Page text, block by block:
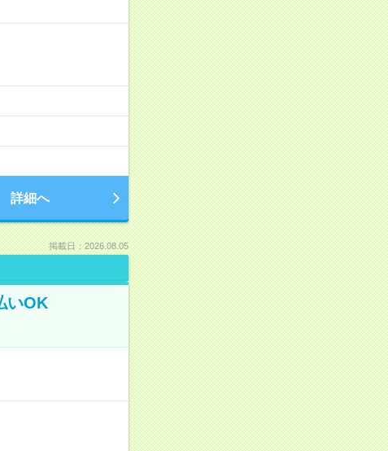
詳細へ
掲載日：2026.08.05
いOK